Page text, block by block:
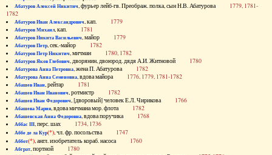
Абатуров Алексей Никитич, фурьер лейб-гв. Преображ. полка, сын Н.В. Абатурова 1779, 1781-
1782
Абатуров Иван Александрович, кап. 1779
Абатуров Михаил, кап. 1781
Абатуров Никита Васильевич, майор 1779
Абатуров Петр, сек.-майор 1782
Абатуров Петр Никитич, мичман 1780, 1782
Абатуров Яков Глебович, дворянин, двоюрод. дядя А.И. Житновой 1780
Абатурова Анна Петровна, жена П. Абатурова 1782
Абатурова Анна Семеновна, вдова майора 1776, 1779, 1781-1782
Абашев Иван, рейтар 1781
Абашев Иван Иванович, ротмистр 1782
Абашев Иван Федорович, [дворовый] человек Е.Л. Чирикова 1766
Абашева Мария, вдова мичмана мор. флота 1782
Абашевская Анна Федоровна, вдова поручика 1768
Аббас III, перс. шах 1734, 1736
Аббе де ла Кур(*), чл. фр. посольства 1747
Аббот(*), англ. изобретатель кораб. насоса 1760
Абграт, портной 1780